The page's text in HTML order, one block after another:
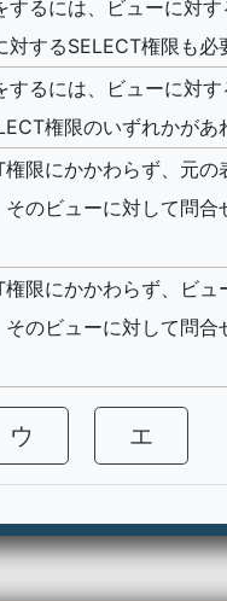
するには、ビューに対
対するSELECT権限も必
するには、ビューに対
権限のいずれかがあ
権限にかかわらず、元の
のビューに対して問合
限にかかわらず、ビュ
のビューに対して問合
ウ エ